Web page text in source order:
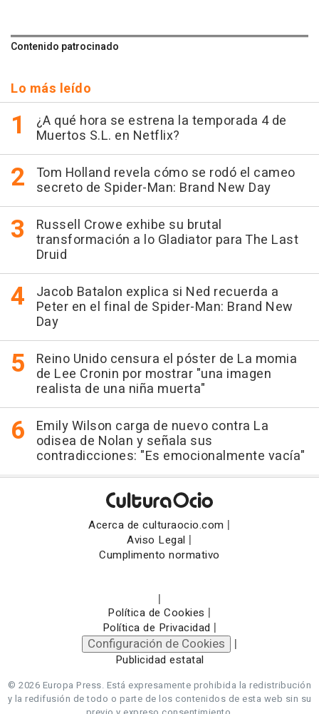
Contenido patrocinado
Lo más leído
¿A qué hora se estrena la temporada 4 de
Muertos S.L. en Netflix?
Tom Holland revela cómo se rodó el cameo
secreto de Spider-Man: Brand New Day
Russell Crowe exhibe su brutal
transformación a lo Gladiator para The Last
Druid
Jacob Batalon explica si Ned recuerda a
Peter en el final de Spider-Man: Brand New
Day
Reino Unido censura el póster de La momia
de Lee Cronin por mostrar "una imagen
realista de una niña muerta"
Emily Wilson carga de nuevo contra La
odisea de Nolan y señala sus
contradicciones: "Es emocionalmente vacía"
Acerca de culturaocio.com |
Aviso Legal |
Cumplimento normativo
|
Política de Cookies |
Política de Privacidad |
Configuración de Cookies |
Publicidad estatal
© 2026 Europa Press. Está expresamente prohibida la redistribución
y la redifusión de todo o parte de los contenidos de esta web sin su